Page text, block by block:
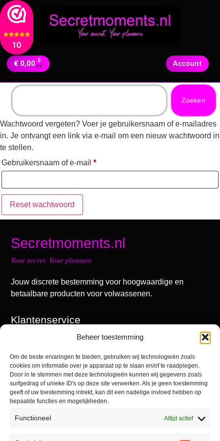
10
Beheer toestemming
Om de beste ervaringen te bieden, gebruiken wij technologieën zoals
cookies om informatie over je apparaat op te slaan en/of te raadplegen.
Door in te stemmen met deze technologieën kunnen wij gegevens zoals
surfgedrag of unieke ID's op deze site verwerken. Als je geen toestemming
geeft of uw toestemming intrekt, kan dit een nadelige invloed hebben op
bepaalde functies en mogelijkheden.
Functioneel Altijd actief
€ 0,00 0 Account
Zoeken
Wachtwoord vergeten? Voer je gebruikersnaam of e-mailadres
in. Je ontvangt een link via e-mail om een nieuw wachtwoord in
te stellen.
Gebruikersnaam of e-mail *
Reset wachtwoord
Secretmoments.nl
Your secret. Your pleasure
Jouw discrete bestemming voor hoogwaardige en
betaalbare producten voor volwassenen.
Klantenservice
Winkel
Contact
Informatie